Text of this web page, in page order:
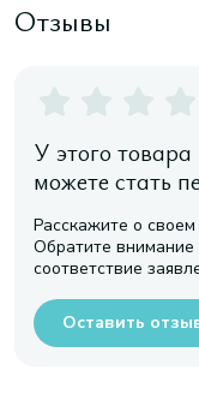
Отзывы
У этого
можете стать
Расскажите о
Обратите внимание
соответствие
Оставить